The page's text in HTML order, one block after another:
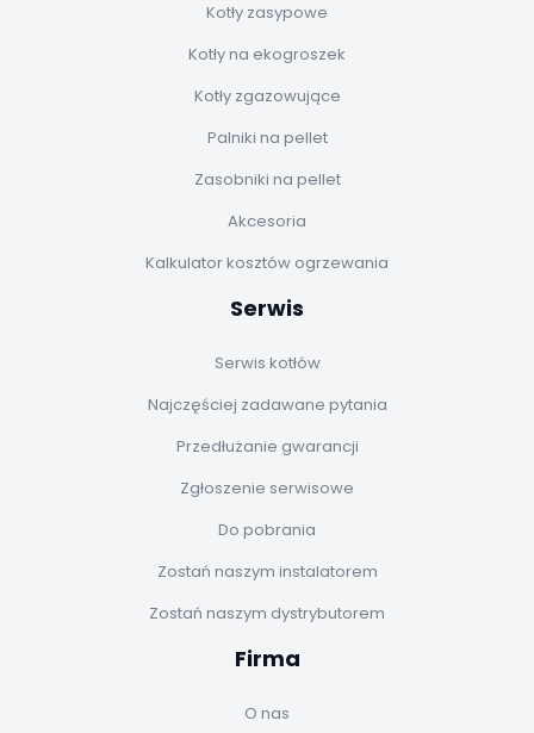
Kotły zasypowe
Kotły na ekogroszek
Kotły zgazowujące
Palniki na pellet
Zasobniki na pellet
Akcesoria
Kalkulator kosztów ogrzewania
Serwis
Serwis kotłów
Najczęściej zadawane pytania
Przedłużanie gwarancji
Zgłoszenie serwisowe
Do pobrania
Zostań naszym instalatorem
Zostań naszym dystrybutorem
Firma
O nas